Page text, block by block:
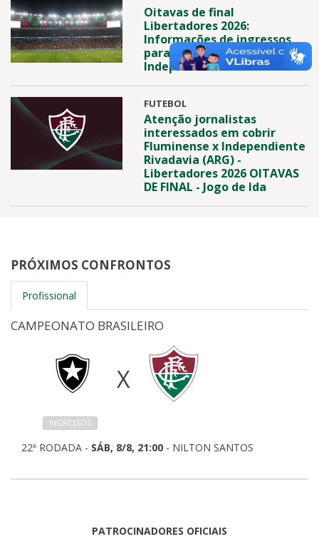
Oitavas de final
Libertadores 2026:
Informações de ingressos
para Fluminense x
Independiente Rivadavia
FUTEBOL
Atenção jornalistas
interessados em cobrir
Fluminense x Independiente
Rivadavia (ARG) -
Libertadores 2026 OITAVAS
DE FINAL - Jogo de Ida
PRÓXIMOS CONFRONTOS
Profissional
CAMPEONATO BRASILEIRO
X
INGRESSOS
22ª RODADA - SÁB, 8/8, 21:00 - NILTON SANTOS
PATROCINADORES OFICIAIS